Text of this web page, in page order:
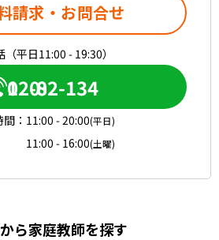
請求・お問合せ
（平日11:00 - 19:30）
0120-082-134
： 11:00 - 20:00(平日)
11:00 - 16:00(土曜)
ら家庭教師を探す